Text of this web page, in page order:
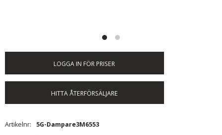
LOGGA IN FÖR PRISER
HITTA ÅTERFÖRSÄLJARE
Artikelnr 5G-Dampare3M6553